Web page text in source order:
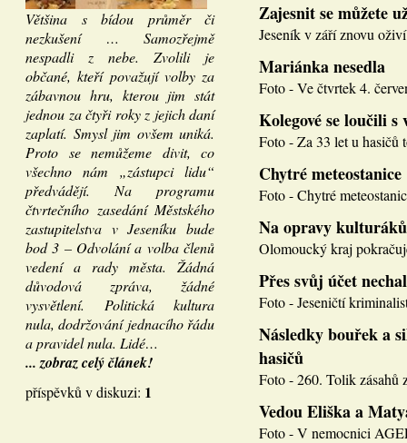
Většina s bídou průměr či
nezkušení … Samozřejmě
nespadli z nebe. Zvolili je
občané, kteří považují volby za
zábavnou hru, kterou jim stát
jednou za čtyři roky z jejich daní
zaplatí. Smysl jim ovšem uniká.
Proto se nemůžeme divit, co
všechno nám „zástupci lidu“
předvádějí. Na programu
čtvrtečního zasedání Městského
zastupitelstva v Jeseníku bude
bod 3 – Odvolání a volba členů
vedení a rady města. Žádná
důvodová zpráva, žádné
vysvětlení. Politická kultura
nula, dodržování jednacího řádu
a pravidel nula. Lidé…
... zobraz celý článek!
příspěvků v diskuzi: 1
Zajesnit se můžete
Jeseník v září znovu
Mariánka nesedla
Foto - Ve čtvrtek 4.
Kolegové se loučili s
Foto - Za 33 let u hasičů
Chytré meteostanice
Foto - Chytré
Na opravy
Olomoucký kraj
Přes svůj účet
Foto - Jeseničtí
Následky bouřek a
hasičů
Foto - 260. Tolik zásahů
Vedou Eliška a
Foto - V nemocnici